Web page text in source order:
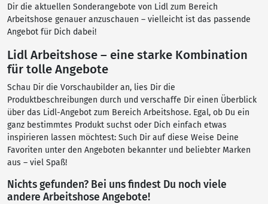
Dir die aktuellen Sonderangebote von Lidl zum Bereich
Arbeitshose genauer anzuschauen – vielleicht ist das passende
Angebot für Dich dabei!
Lidl Arbeitshose – eine starke Kombination
für tolle Angebote
Schau Dir die Vorschaubilder an, lies Dir die
Produktbeschreibungen durch und verschaffe Dir einen Überblick
über das Lidl-Angebot zum Bereich Arbeitshose. Egal, ob Du ein
ganz bestimmtes Produkt suchst oder Dich einfach etwas
inspirieren lassen möchtest: Such Dir auf diese Weise Deine
Favoriten unter den Angeboten bekannter und beliebter Marken
aus – viel Spaß!
Nichts gefunden? Bei uns findest Du noch viele
andere Arbeitshose Angebote!